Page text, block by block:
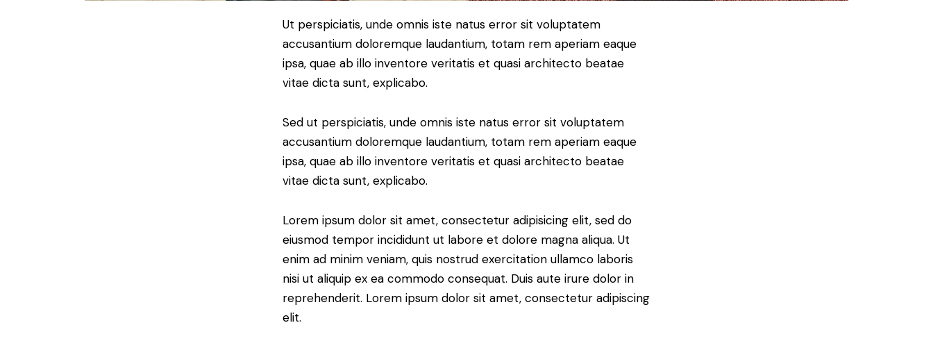
Ut perspiciatis, unde omnis iste natus error sit voluptatem
accusantium doloremque laudantium, totam rem aperiam eaque
ipsa, quae ab illo inventore veritatis et quasi architecto beatae
vitae dicta sunt, explicabo.
Sed ut perspiciatis, unde omnis iste natus error sit voluptatem
accusantium doloremque laudantium, totam rem aperiam eaque
ipsa, quae ab illo inventore veritatis et quasi architecto beatae
vitae dicta sunt, explicabo.
Lorem ipsum dolor sit amet, consectetur adipisicing elit, sed do
eiusmod tempor incididunt ut labore et dolore magna aliqua. Ut
enim ad minim veniam, quis nostrud exercitation ullamco laboris
nisi ut aliquip ex ea commodo consequat. Duis aute irure dolor in
reprehenderit. Lorem ipsum dolor sit amet, consectetur adipiscing
elit.